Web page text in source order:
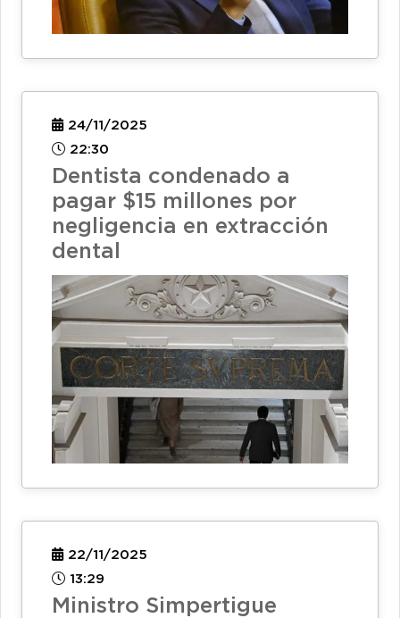
24/11/2025
22:30
Dentista condenado a
pagar $15 millones por
negligencia en extracción
dental
22/11/2025
13:29
Ministro Simpertigue